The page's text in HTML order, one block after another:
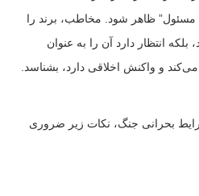
ظاهر شود. مخاطب، برند را
بلکه انتظار دارد آن را به عنوان
و واکنش اخلاقی دارد، بشناسد.
بحرانی جنگ، نکات زیر ضروری